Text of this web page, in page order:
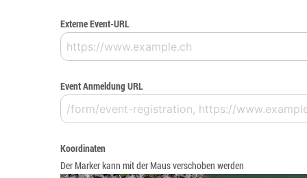
Externe Event-URL
Event Anmeldung URL
Koordinaten
Der Marker kann mit der Maus verschoben werden